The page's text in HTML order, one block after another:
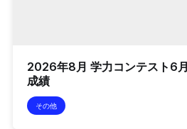
2026年8月 学力コンテスト6
成績
その他